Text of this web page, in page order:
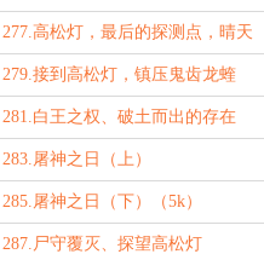
277.高松灯，最后的探测点，晴天
转阴
279.接到高松灯，镇压鬼齿龙蝰
281.白王之权、破土而出的存在
283.屠神之日（上）
285.屠神之日（下）（5k）
287.尸守覆灭、探望高松灯